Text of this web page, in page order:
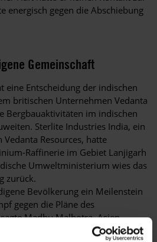
energisch gegen die Abschiebung
Gemeinschaft
eine Entscheidung der indischen
britischen Unternehmen Vedanta
Bergbauaktivitäten im indischen
Sterlite Industries India, ein
Resources, hatte
Raffinerie im Gebiet Lanjigarh
Umweltministerium wies das
zurück.
Bevölkerung ein Meilenstein
gegen die Pläne des
Madhu Malhotra, Asien-
International. Schon seit acht